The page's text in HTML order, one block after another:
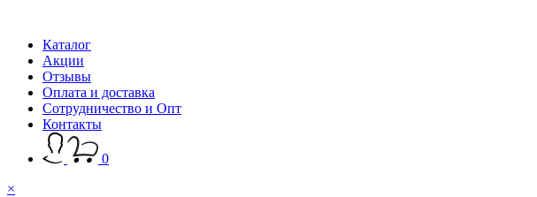
Каталог
Акции
Отзывы
Оплата и доставка
Сотрудничество и Опт
Контакты
0
×